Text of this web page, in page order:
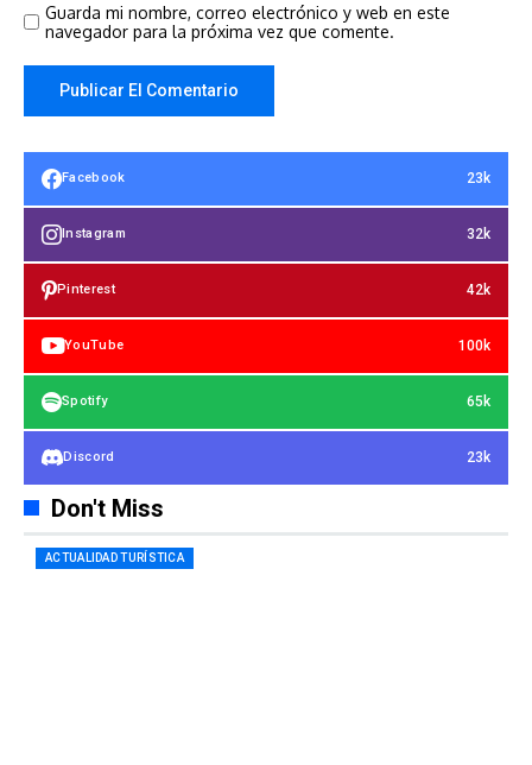
Guarda mi nombre, correo electrónico y web en este
navegador para la próxima vez que comente.
Facebook 23k
Instagram 32k
Pinterest 42k
YouTube 100k
Spotify 65k
Discord 23k
Don't Miss
ACTUALIDAD TURÍSTICA